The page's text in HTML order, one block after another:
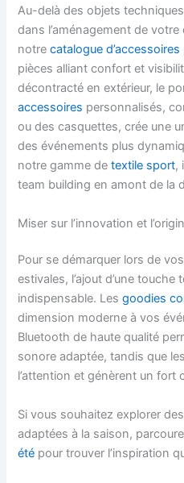
Au-delà des objets
dans l’aménagement de votre
notrecatalogue d’accessoires
pièces alliant confort et
décontracté en extérieur, le
accessoires personnalisés,
ou des casquettes, crée une
des événements plus
notre gamme detextile sport,
team building en amont de la
Miser sur l’innovation et
Pour se démarquer lors de
estivales, l’ajout d’une
indispensable. Lesgoodies
dimension moderne à vos
Bluetooth de haute qualité
sonore adaptée, tandis que
l’attention et génèrent un fort
Si vous souhaitez explorer
adaptées à la saison,
été pour trouver l’inspiration